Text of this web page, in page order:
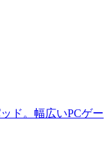
ド。幅広いPCゲー